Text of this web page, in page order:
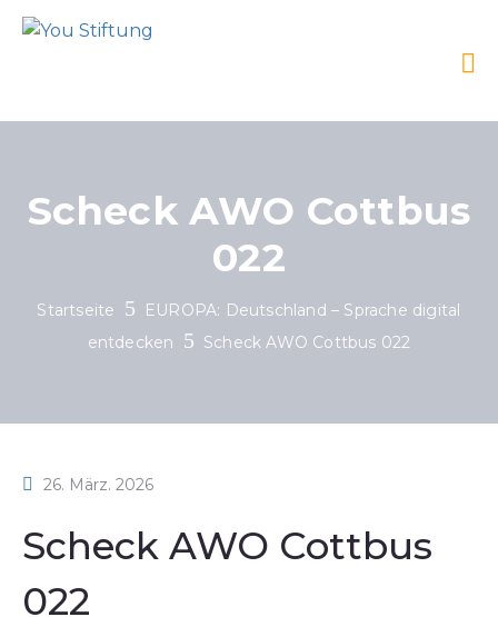
Scheck AWO Cottbus
022
Startseite
EUROPA: Deutschland – Sprache digital
entdecken
Scheck AWO Cottbus 022
26. März. 2026
Scheck AWO Cottbus
022